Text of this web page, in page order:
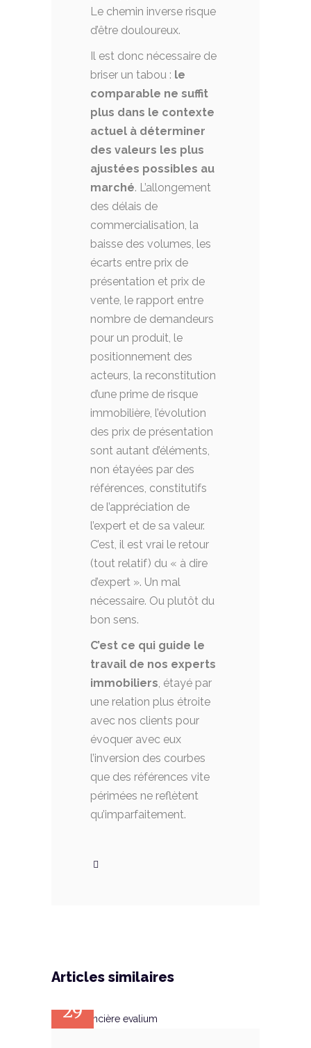
Le chemin inverse risque
d’être douloureux.
Il est donc nécessaire de
briser un tabou : le
comparable ne suffit
plus dans le contexte
actuel à déterminer
des valeurs les plus
ajustées possibles au
marché. L’allongement
des délais de
commercialisation, la
baisse des volumes, les
écarts entre prix de
présentation et prix de
vente, le rapport entre
nombre de demandeurs
pour un produit, le
positionnement des
acteurs, la reconstitution
d’une prime de risque
immobilière, l’évolution
des prix de présentation
sont autant d’éléments,
non étayées par des
références, constitutifs
de l’appréciation de
l’expert et de sa valeur.
C’est, il est vrai le retour
(tout relatif) du « à dire
d’expert ». Un mal
nécessaire. Ou plutôt du
bon sens.
C’est ce qui guide le
travail de nos experts
immobiliers, étayé par
une relation plus étroite
avec nos clients pour
évoquer avec eux
l’inversion des courbes
que des références vite
périmées ne reflètent
qu’imparfaitement.
Articles similaires
29